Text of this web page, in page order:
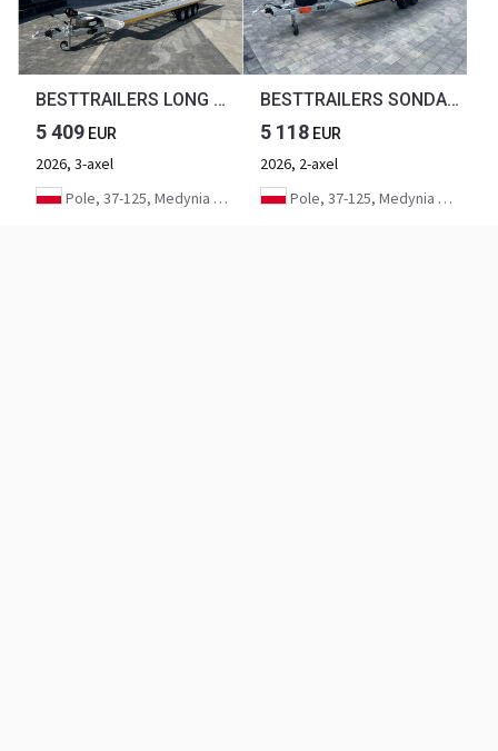
BESTTRAILERS LONG BM 3500/8521B 3 osie
5 409 EUR
2026, 3-axel
Pole, 37-125, Medynia Głogowska
BESTTRAILERS SONDA ALU 2700/4521B
5 118 EUR
2026, 2-axel
Pole, 37-125, Medynia Głogowska